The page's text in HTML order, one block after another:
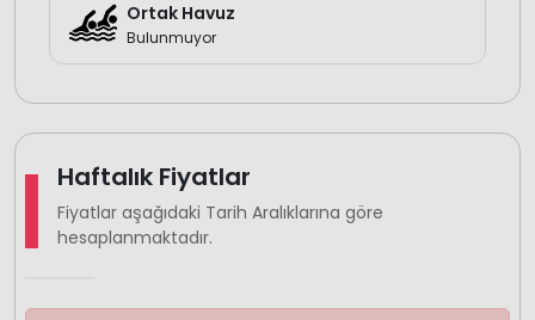
Ortak Havuz
Bulunmuyor
Haftalık Fiyatlar
Fiyatlar aşağıdaki Tarih Aralıklarına göre
hesaplanmaktadır.